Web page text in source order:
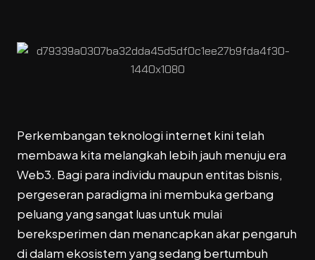
Perkembangan teknologi internet kini telah
membawa kita melangkah lebih jauh menuju era
Web3. Bagi para individu maupun entitas bisnis,
pergeseran paradigma ini membuka gerbang
peluang yang sangat luas untuk mulai
bereksperimen dan menancapkan akar pengaruh
di dalam ekosistem yang sedang bertumbuh